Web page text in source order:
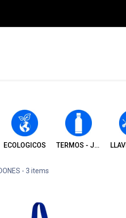
ECOLOGICOS TERMOS - JARROS - TOMATODOS Y VASOS
- 3 items